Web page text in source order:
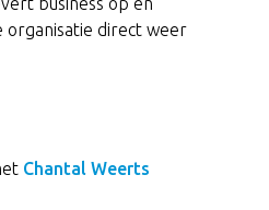
organisatie direct weer
Chantal Weerts